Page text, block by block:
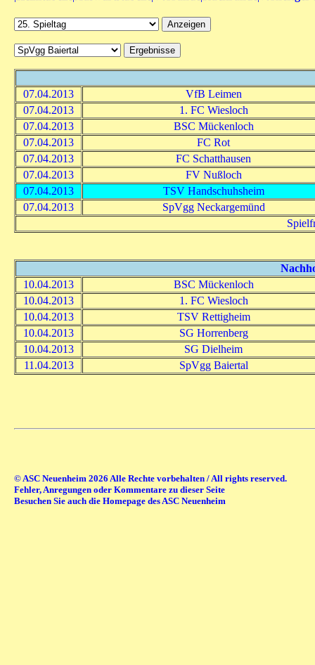
07.04.2013
VfB Leimen
07.04.2013
1. FC Wiesloch
07.04.2013
BSC Mückenloch
07.04.2013
FC Rot
07.04.2013
FC Schatthausen
07.04.2013
FV Nußloch
07.04.2013
TSV Handschuhsheim
07.04.2013
SpVgg Neckargemünd
10.04.2013
BSC Mückenloch
10.04.2013
1. FC Wiesloch
10.04.2013
TSV Rettigheim
10.04.2013
SG Horrenberg
10.04.2013
SG Dielheim
11.04.2013
SpVgg Baiertal
© ASC Neuenheim 2026 Alle Rechte vorbehalten / All rights reserved.
Fehler, Anregungen oder Kommentare zu dieser Seite
Besuchen Sie auch die Homepage des ASC Neuenheim